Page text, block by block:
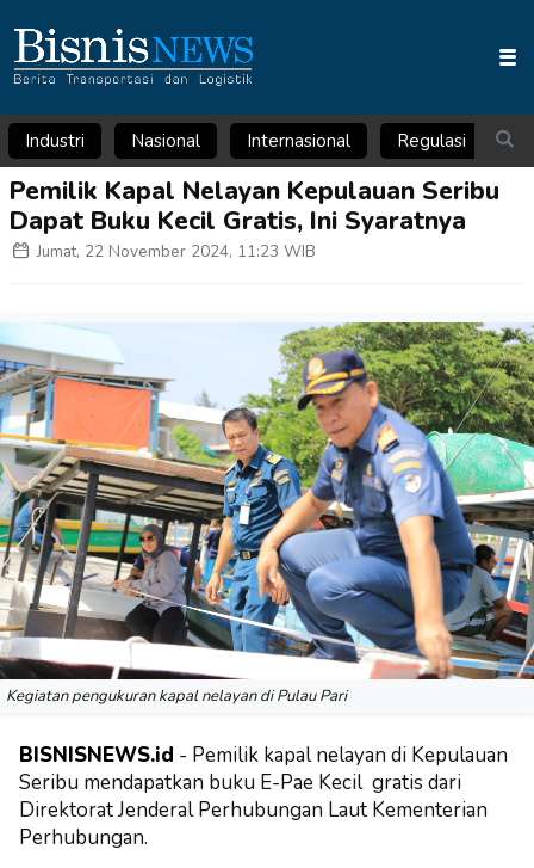
Industri Nasional Internasional Regulasi
Pemilik Kapal Nelayan Kepulauan Seribu
Dapat Buku Kecil Gratis, Ini Syaratnya
Jumat, 22 November 2024, 11:23 WIB
Kegiatan pengukuran kapal nelayan di Pulau Pari
BISNISNEWS.id - Pemilik kapal nelayan di Kepulauan
Seribu mendapatkan buku E-Pae Kecil gratis dari
Direktorat Jenderal Perhubungan Laut Kementerian
Perhubungan.